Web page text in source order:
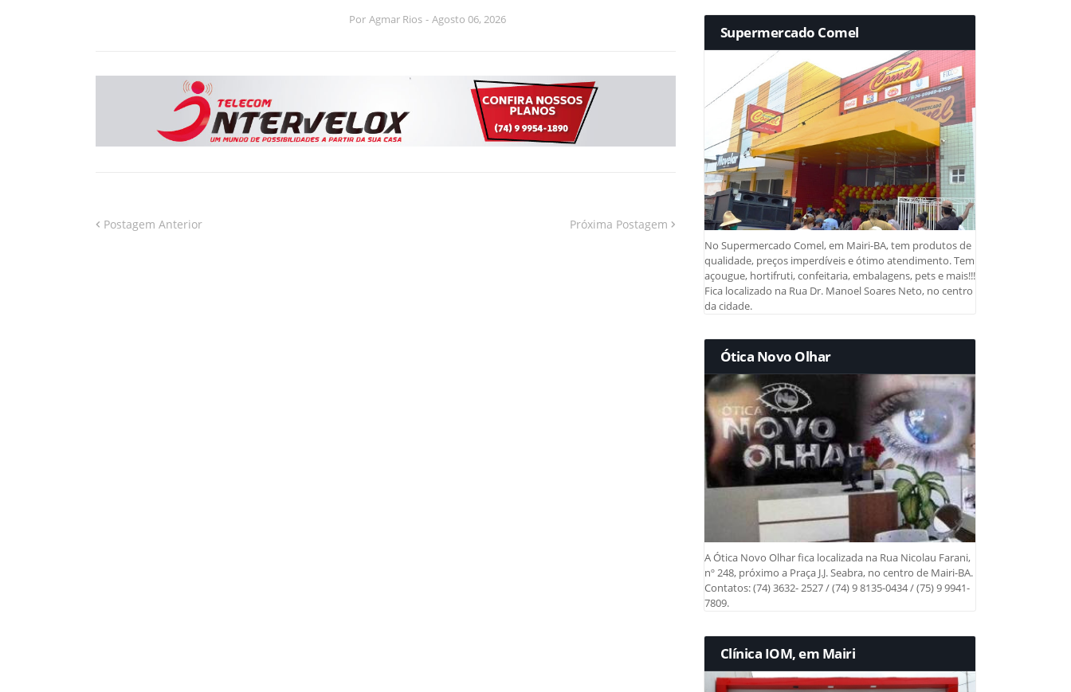
Por Agmar Rios - Agosto 06, 2026
Postagem Anterior Próxima Postagem
Supermercado Comel
No Supermercado Comel, em Mairi-BA, tem produtos de
qualidade, preços imperdíveis e ótimo atendimento. Tem
açougue, hortifruti, confeitaria, embalagens, pets e mais!!!
Fica localizado na Rua Dr. Manoel Soares Neto, no centro
da cidade.
Ótica Novo Olhar
A Ótica Novo Olhar fica localizada na Rua Nicolau Farani,
nº 248, próximo a Praça J.J. Seabra, no centro de Mairi-BA.
Contatos: (74) 3632- 2527 / (74) 9 8135-0434 / (75) 9 9941-
7809.
Clínica IOM, em Mairi